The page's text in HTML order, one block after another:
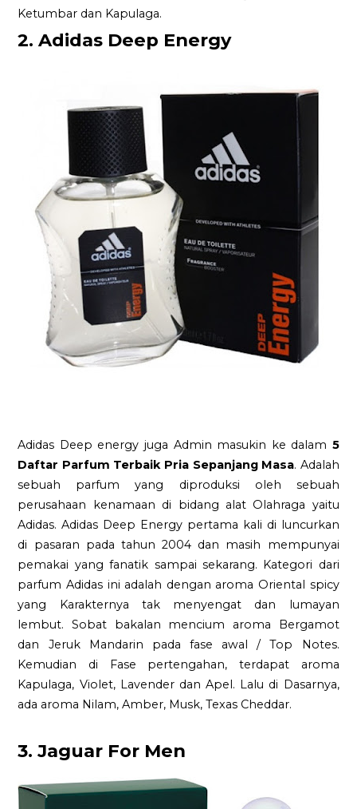
Ketumbar dan Kapulaga.
2. Adidas Deep Energy
Adidas Deep energy juga Admin masukin ke dalam 5
Daftar Parfum Terbaik Pria Sepanjang Masa. Adalah
sebuah parfum yang diproduksi oleh sebuah
perusahaan kenamaan di bidang alat Olahraga yaitu
Adidas. Adidas Deep Energy pertama kali di luncurkan
di pasaran pada tahun 2004 dan masih mempunyai
pemakai yang fanatik sampai sekarang. Kategori dari
parfum Adidas ini adalah dengan aroma Oriental spicy
yang Karakternya tak menyengat dan lumayan
lembut. Sobat bakalan mencium aroma Bergamot
dan Jeruk Mandarin pada fase awal / Top Notes.
Kemudian di Fase pertengahan, terdapat aroma
Kapulaga, Violet, Lavender dan Apel. Lalu di Dasarnya,
ada aroma Nilam, Amber, Musk, Texas Cheddar.
3. Jaguar For Men